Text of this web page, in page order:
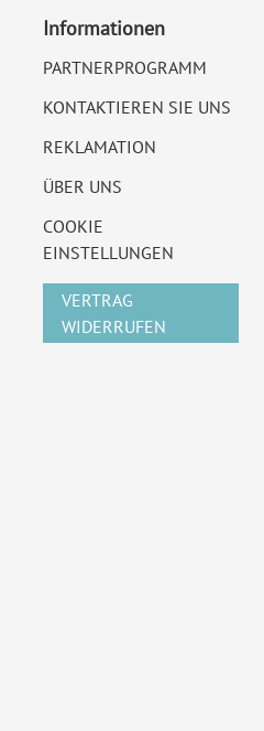
Informationen
PARTNERPROGRAMM
KONTAKTIEREN SIE UNS
REKLAMATION
ÜBER UNS
COOKIE
EINSTELLUNGEN
VERTRAG
WIDERRUFEN